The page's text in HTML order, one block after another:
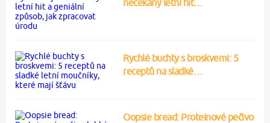
nečekaný letní hit…
Rychlé buchty s broskvemi: 5
receptů na sladké…
Oopsie bread: Proteinové pečivo